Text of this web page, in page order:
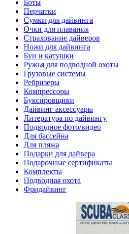
Боты
Перчатки
Сумки для дайвинга
Очки для плавания
Страхование дайверов
Ножи для дайвинга
Буи и катушки
Ружья для подводной охоты
Грузовые системы
Ребризеры
Компрессоры
Буксировщики
Дайвинг аксессуары
Литература по дайвингу
Подводное фото/видео
Для бассейна
Для пляжа
Подарки для дайвера
Подарочные сертификаты
Комплекты
Подводная охота
Фридайвинг